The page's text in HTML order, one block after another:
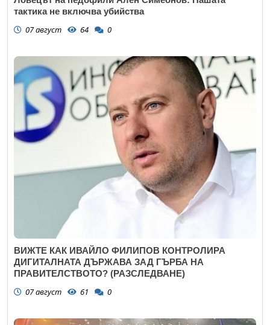
тактика не включва убийства
07 август 64 0
ВИЖТЕ КАК ИВАЙЛО ФИЛИПОВ КОНТРОЛИРА
ДИГИТАЛНАТА ДЪРЖАВА ЗАД ГЪРБА НА
ПРАВИТЕЛСТВОТО? (РАЗСЛЕДВАНЕ)
07 август 61 0